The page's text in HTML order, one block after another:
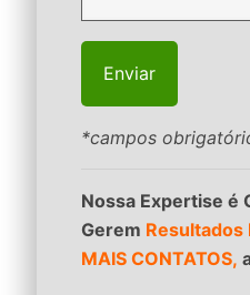
*campos
Nossa Expertise é
Gerem Resultados
MAIS CONTATOS,